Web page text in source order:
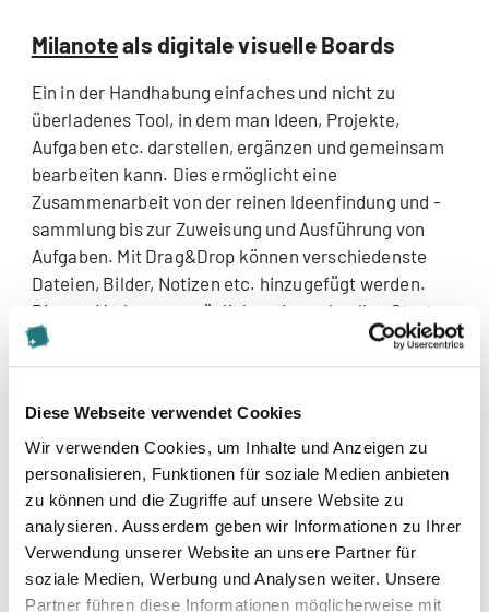
Diese Webseite verwendet Cookies
Wir verwenden Cookies, um Inhalte und Anzeigen zu
personalisieren, Funktionen für soziale Medien anbieten
zu können und die Zugriffe auf unsere Website zu
analysieren. Ausserdem geben wir Informationen zu Ihrer
Verwendung unserer Website an unsere Partner für
soziale Medien, Werbung und Analysen weiter. Unsere
Partner führen diese Informationen möglicherweise mit
Milanoteals digitale visuelle Boards
Ein in der Handhabung einfaches und nicht zu
überladenes Tool, in dem man Ideen, Projekte,
Aufgaben etc. darstellen, ergänzen und gemeinsam
bearbeiten kann. Dies ermöglicht eine
Zusammenarbeit von der reinen Ideenfindung und -
sammlung bis zur Zuweisung und Ausführung von
Aufgaben. Mit Drag&Drop können verschiedenste
Dateien, Bilder, Notizen etc. hinzugefügt werden.
Diverse Vorlagen ermöglichen den schnellen Start.
Somit ein perfektes Tool für Brainstorming-
Workshops mit internen und externen Teams.
MindMeister:virtuelles Brainstorming +
Durch das Anlegen der Mindmap können Ideen
strukturiert, verwaltet, bearbeitet und nahezu
grenzenlos weiterverfolgt und ergänzt werden. Ob
alleine oder im Team können hier innerhalb eines
Themas verschiedenste Unterthemen hinzugefügt
und gut visuell dargestellt werden. Auch eine